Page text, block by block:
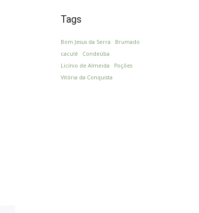
Tags
Bom Jesus da Serra
Brumado
caculé
Condeúba
Licínio de Almeida
Poções
Vitória da Conquista